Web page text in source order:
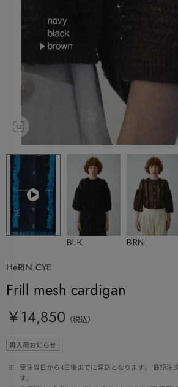
BLK BRN
HeRIN.CYE
Frill mesh cardigan
￥14,850 （税込）
再入荷お知らせ
※
受注当日から4日後までに発送となります。 最短注
す。